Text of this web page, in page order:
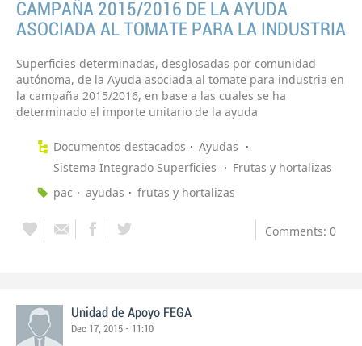
CAMPAÑA 2015/2016 DE LA AYUDA
ASOCIADA AL TOMATE PARA LA INDUSTRIA
Superficies determinadas, desglosadas por comunidad
autónoma, de la Ayuda asociada al tomate para industria en
la campaña 2015/2016, en base a las cuales se ha
determinado el importe unitario de la ayuda
Documentos destacados
Ayudas
Sistema Integrado Superficies
Frutas y hortalizas
pac
ayudas frutas y hortalizas
Comments: 0
Unidad de Apoyo FEGA
Dec 17, 2015 - 11:10